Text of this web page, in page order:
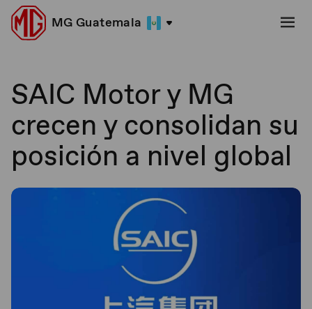
MG Guatemala
SAIC Motor y MG
crecen y consolidan su
posición a nivel global